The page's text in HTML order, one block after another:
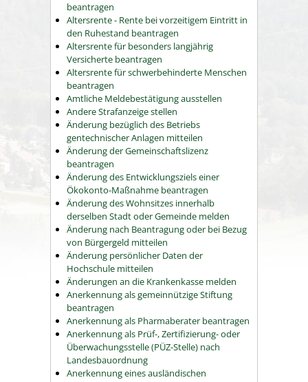
beantragen
Altersrente - Rente bei vorzeitigem Eintritt in
den Ruhestand beantragen
Altersrente für besonders langjährig
Versicherte beantragen
Altersrente für schwerbehinderte Menschen
beantragen
Amtliche Meldebestätigung ausstellen
Andere Strafanzeige stellen
Änderung bezüglich des Betriebs
gentechnischer Anlagen mitteilen
Änderung der Gemeinschaftslizenz
beantragen
Änderung des Entwicklungsziels einer
Ökokonto-Maßnahme beantragen
Änderung des Wohnsitzes innerhalb
derselben Stadt oder Gemeinde melden
Änderung nach Beantragung oder bei Bezug
von Bürgergeld mitteilen
Änderung persönlicher Daten der
Hochschule mitteilen
Änderungen an die Krankenkasse melden
Anerkennung als gemeinnützige Stiftung
beantragen
Anerkennung als Pharmaberater beantragen
Anerkennung als Prüf-, Zertifizierung- oder
Überwachungsstelle (PÜZ-Stelle) nach
Landesbauordnung
Anerkennung eines ausländischen